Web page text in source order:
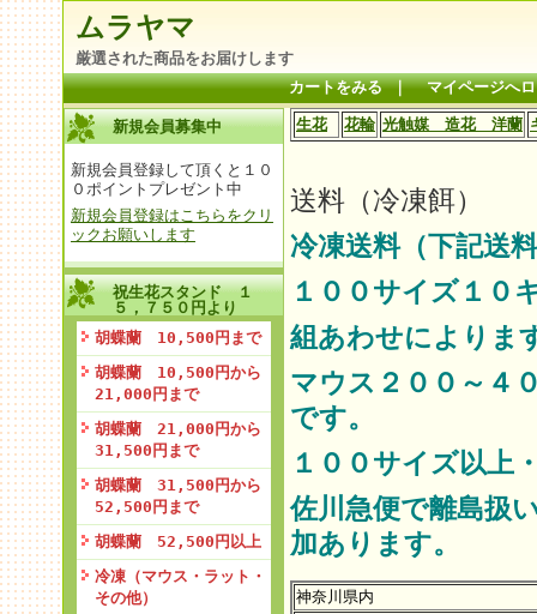
ムラヤマ
厳選された商品をお届けします
カートをみる｜ マイページへ
新規会員募集中
新規会員登録して頂くと１０
０ポイントプレゼント中
新規会員登録はこちらをクリ
ックお願いします
祝生花スタンド １
５，７５０円より
胡蝶蘭 10,500円まで
胡蝶蘭 10,500円から
21,000円まで
胡蝶蘭 21,000円から
31,500円まで
胡蝶蘭 31,500円から
52,500円まで
胡蝶蘭 52,500円以上
冷凍（マウス・ラット・
その他）
生花 花輪 光触媒 造花 洋蘭
送料（冷凍餌）
冷凍送料（下記送
１００サイズ１０
組あわせによりま
マウス２００～４
です。
１００サイズ以上
佐川急便で離島扱
加あります。
神奈川県内